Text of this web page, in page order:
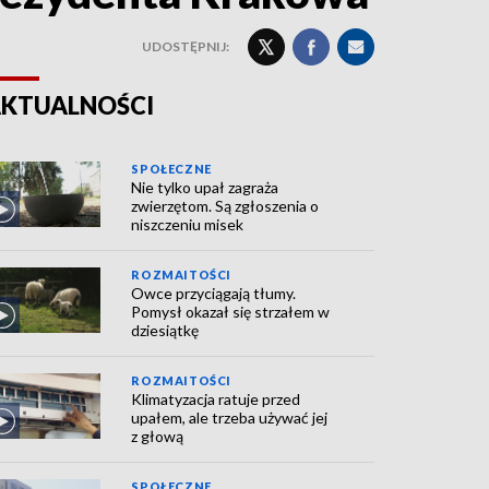
UDOSTĘPNIJ:
SPOŁECZNE
Nie tylko upał zagraża
zwierzętom. Są zgłoszenia o
niszczeniu misek
ROZMAITOŚCI
Owce przyciągają tłumy.
Pomysł okazał się strzałem w
dziesiątkę
ROZMAITOŚCI
Klimatyzacja ratuje przed
upałem, ale trzeba używać jej
z głową